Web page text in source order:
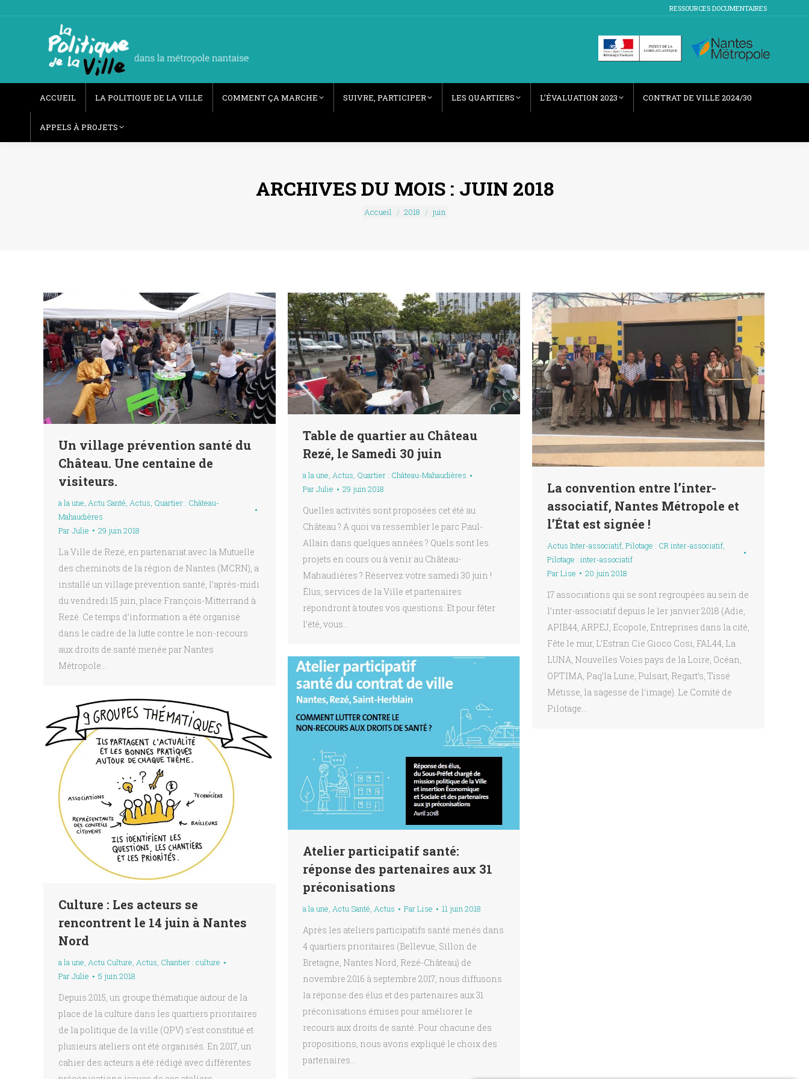
RESSOURCES DOCUMENTAIRES
ACCUEIL LA POLITIQUE DE LA VILLE COMMENT ÇA MARCHE SUIVRE, PARTICIPER LES QUARTIERS L’ÉVALUATION 2023 CONTRAT DE VILLE 2024/30
APPELS À PROJETS
ARCHIVES DU MOIS : JUIN 2018
Vous êtes ici :
Accueil 2018 juin
Un village prévention santé du
Château. Une centaine de
visiteurs.
a la une, Actu Santé, Actus, Quartier : Château-
Mahaudières
ParJulie 29 juin 2018
La Ville de Rezé, en partenariat avec la Mutuelle
des cheminots de la région de Nantes (MCRN), a
installé un village prévention santé, l’après-midi
du vendredi 15 juin, place François-Mitterrand à
Rezé. Ce temps d’information a été organisé
dans le cadre de la lutte contre le non-recours
aux droits de santé menée par Nantes
Métropole…
Table de quartier au Château
Rezé, le Samedi 30 juin
a la une, Actus, Quartier : Château-Mahaudières
ParJulie 29 juin 2018
Quelles activités sont proposées cet été au
Château ? A quoi va ressembler le parc Paul-
Allain dans quelques années ? Quels sont les
projets en cours ou à venir au Château-
Mahaudières ? Réservez votre samedi 30 juin !
Élus, services de la Ville et partenaires
répondront à toutes vos questions. Et pour fêter
l’été, vous…
La convention entre l’inter-
associatif, Nantes Métropole et
l’État est signée !
Actus Inter-associatif, Pilotage : CR inter-associatif,
Pilotage : inter-associatif
ParLise 20 juin 2018
17 associations qui se sont regroupées au sein de
l’inter-associatif depuis le 1er janvier 2018 (Adie,
APIB44, ARPEJ, Ecopole, Entreprises dans la cité,
Fête le mur, L’Estran Cie Gioco Cosi, FAL44, La
LUNA, Nouvelles Voies pays de la Loire, Océan,
OPTIMA, Paq’la Lune, Pulsart, Regart’s, Tissé
Métisse, la sagesse de l’image). Le Comité de
Pilotage…
Atelier participatif santé:
réponse des partenaires aux 31
préconisations
a la une, Actu Santé, Actus ParLise 11 juin 2018
Après les ateliers participatifs santé menés dans
4 quartiers prioritaires (Bellevue, Sillon de
Bretagne, Nantes Nord, Rezé-Château) de
novembre 2016 à septembre 2017, nous diffusons
la réponse des élus et des partenaires aux 31
préconisations émises pour améliorer le
recours aux droits de santé. Pour chacune des
propositions, nous avons expliqué le choix des
partenaires…
Culture : Les acteurs se
rencontrent le 14 juin à Nantes
Nord
a la une, Actu Culture, Actus, Chantier : culture
ParJulie 5 juin 2018
Depuis 2015, un groupe thématique autour de la
place de la culture dans les quartiers prioritaires
de la politique de la ville (QPV) s’est constitué et
plusieurs ateliers ont été organisés. En 2017, un
cahier des acteurs a été rédigé avec différentes